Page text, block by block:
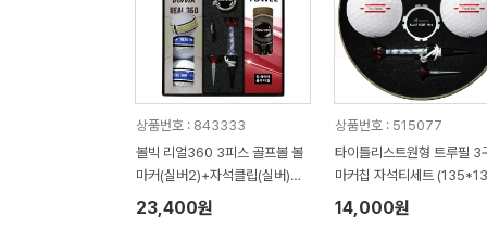
상품번호 : 843333
볼빅 리얼360 3피스 골프볼 볼
마커(실버2)+자석클립(실버)
+자석티(2)+골프타월 세트
23,400원
상품번호 : 515077
타이틀리스트원형 트루필 3
마커칩 자석티세트
45mm)
14,000원